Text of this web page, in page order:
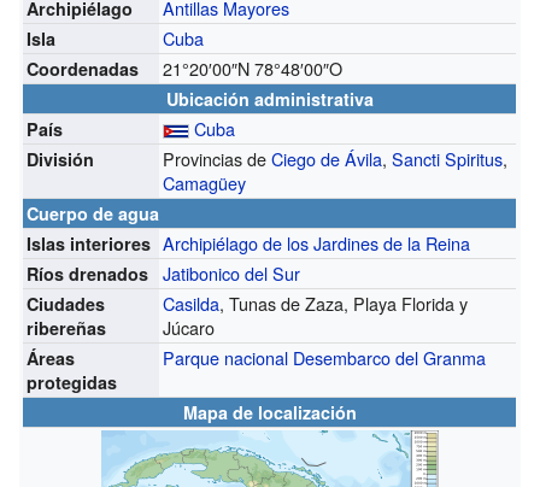
Archipiélago Antillas Mayores
Isla Cuba
Coordenadas 21°20′00″N78°48′00″O
Ubicación administrativa
País
Cuba
División Provincias deCiego de Ávila,Sancti Spiritus,
Camagüey
Cuerpo de agua
Islas interiores Archipiélago de los Jardines de la Reina
Ríos drenados Jatibonico del Sur
Ciudades
ribereñas
Casilda, Tunas de Zaza, Playa Florida y
Júcaro
Áreas
protegidas
Parque nacional Desembarco del Granma
Mapa de localización